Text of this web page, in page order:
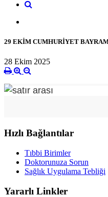
29 EKİM CUMHURİYET
28 Ekim 2025
Hızlı Bağlantılar
Tıbbi Birimler
Doktorunuza Sorun
Sağlık Uygulama Tebliği
Yararlı Linkler